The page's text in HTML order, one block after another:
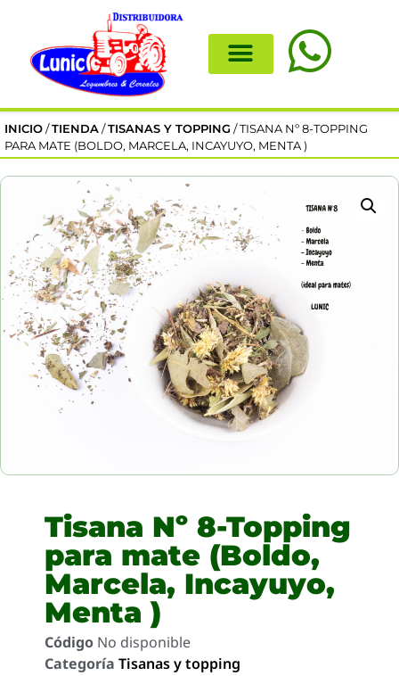
INICIO /TIENDA /TISANAS Y TOPPING / TISANA Nº 8-TOPPING
PARA MATE (BOLDO, MARCELA, INCAYUYO, MENTA )
Tisana Nº 8-Topping
para mate (Boldo,
Marcela, Incayuyo,
Menta )
Código No disponible
Categoría Tisanas y topping